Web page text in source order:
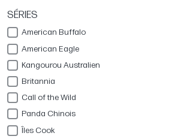
SÉRIES
American Buffalo
American Eagle
Kangourou Australien
Britannia
Call of the Wild
Panda Chinois
Îles Cook